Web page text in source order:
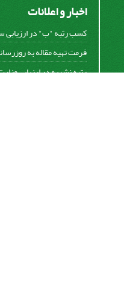
اخبار و اعلانات
کسب رتبه "ب" در ارزیابی سال
فرمت تهیه مقاله به
رتبه نشریه در ارزیابی